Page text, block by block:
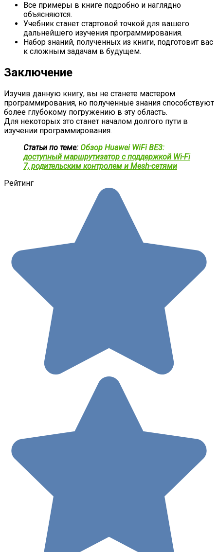
Все примеры в книге подробно и наглядно
объясняются.
Учебник станет стартовой точкой для вашего
дальнейшего изучения программирования.
Набор знаний, полученных из книги, подготовит вас
к сложным задачам в будущем.
Заключение
Изучив данную книгу, вы не станете мастером
программирования, но полученные знания способствуют
более глубокому погружению в эту область.
Для некоторых это станет началом долгого пути в
изучении программирования.
Статьи по теме: Обзор Huawei WiFi BE3:
доступный маршрутизатор с поддержкой Wi-Fi
7, родительским контролем и Mesh-сетями
Рейтинг